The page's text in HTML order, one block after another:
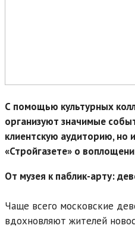
С помощью культурных
организуют значимые
клиентскую аудиторию, но
«Стройгазете» о
От музея к паблик-арту:
Чаще всего московские
вдохновляют жителей